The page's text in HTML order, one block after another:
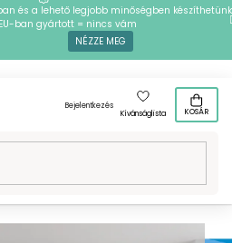
és a lehető legjobb minőségben készíthetünk
ban gyártott = nincs vám
NÉZZE MEG
Bejelentkezés
Kívánságlista
KOSÁR
szerint - Lednicei kastély